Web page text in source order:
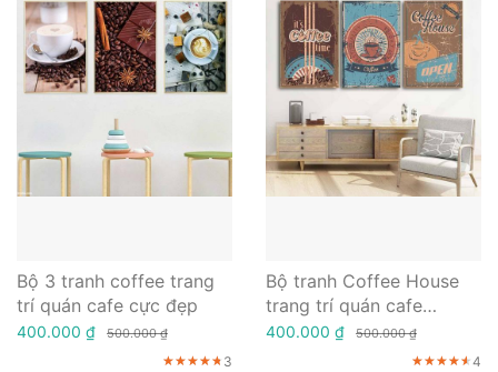
Bộ 3 tranh coffee trang
trí quán cafe cực đẹp
400.000 ₫ 500.000 ₫
★★★★★
★★★★★
★★★★★ 3
Bộ tranh Coffee House
trang trí quán cafe
Vintage
400.000 ₫ 500.000 ₫
★★★★★
★★★★★
★★★★★4